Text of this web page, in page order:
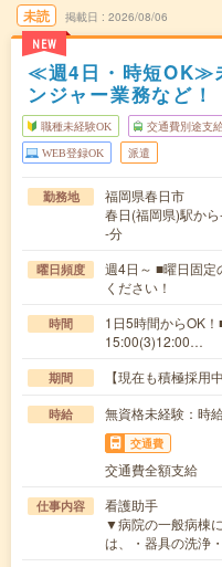
未読
NEW
掲載日 2026/08/06
≪週4日・時短OK≫
ンジャー業務など！
職種未経験OK 交通費別途支
WEB登録OK 派遣
勤務地
福岡県春日市
春日(福岡県)駅か
-分
曜日頻度
週4日～ ■曜日固定
ください！
時間
1日5時間からOK
15:00(3)12:00…
期間 【現在も積極採用
時給 無資格未経験：
交通費
交通費全額支給
仕事内容
看護助手
▼病院の一般病棟
は、・器具の洗浄